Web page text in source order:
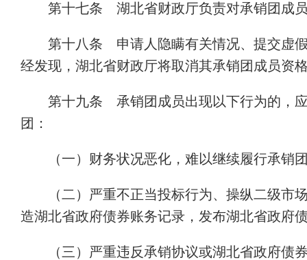
第十七条 湖北省财政厅负责对承销团成
第十八条 申请人隐瞒有关情况、提交虚
经发现，湖北省财政厅将取消其承销团成员资
第十九条 承销团成员出现以下行为的，
团：
（一）财务状况恶化，难以继续履行承销
（二）严重不正当投标行为、操纵二级
造湖北省政府债券账务记录，发布湖北省政府
（三）严重违反承销协议或湖北省政府债